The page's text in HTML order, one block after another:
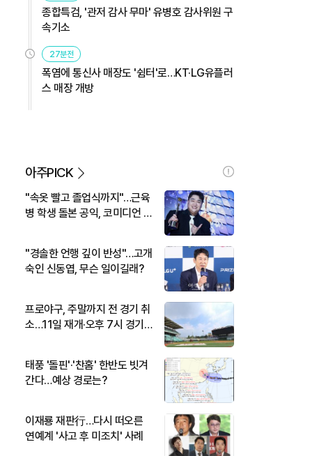
종합특검, '관저 감사 무마' 유병호 감사위원 구
속기소
27분전
폭염에 통신사 매장도 '쉼터'로…KT·LG유플러
스 매장 개방
아주PICK
"속옷 빨고 졸업식까지"…근육
병 학생 돌본 공익, 코미디언 김
"경솔한 언행 깊이 반성"…고개
숙인 신동엽, 무슨 일이길래?
프로야구, 주말까지 전 경기 취
소…11일 재개·오후 7시 경기
태풍 '돌핀'·'찬홈' 한반도 빗겨
간다…예상 경로는?
이재룡 재판行…다시 떠오른
연예계 '사고 후 미조치' 사례